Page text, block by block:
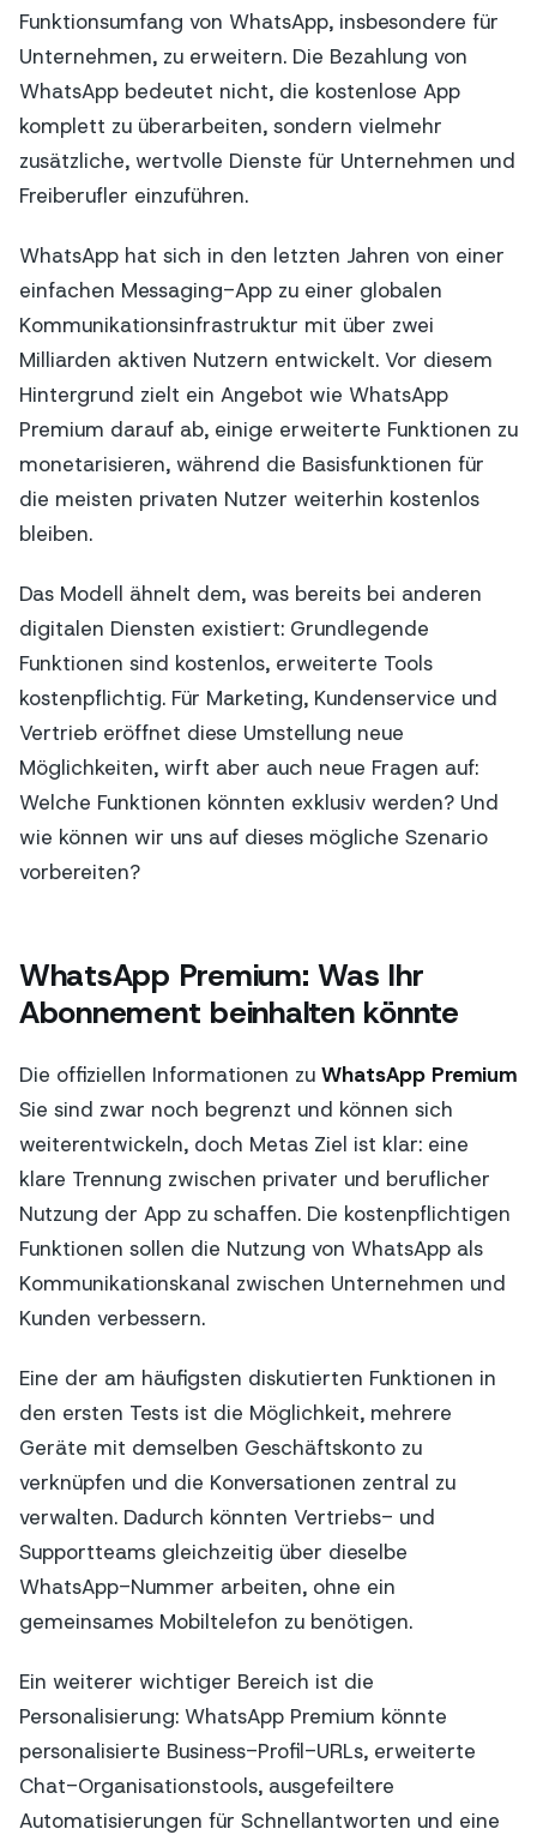
Funktionsumfang von WhatsApp, insbesondere für
Unternehmen, zu erweitern. Die Bezahlung von
WhatsApp bedeutet nicht, die kostenlose App
komplett zu überarbeiten, sondern vielmehr
zusätzliche, wertvolle Dienste für Unternehmen und
Freiberufler einzuführen.
WhatsApp hat sich in den letzten Jahren von einer
einfachen Messaging-App zu einer globalen
Kommunikationsinfrastruktur mit über zwei
Milliarden aktiven Nutzern entwickelt. Vor diesem
Hintergrund zielt ein Angebot wie WhatsApp
Premium darauf ab, einige erweiterte Funktionen zu
monetarisieren, während die Basisfunktionen für
die meisten privaten Nutzer weiterhin kostenlos
bleiben.
Das Modell ähnelt dem, was bereits bei anderen
digitalen Diensten existiert: Grundlegende
Funktionen sind kostenlos, erweiterte Tools
kostenpflichtig. Für Marketing, Kundenservice und
Vertrieb eröffnet diese Umstellung neue
Möglichkeiten, wirft aber auch neue Fragen auf:
Welche Funktionen könnten exklusiv werden? Und
wie können wir uns auf dieses mögliche Szenario
vorbereiten?
WhatsApp Premium: Was Ihr
Abonnement beinhalten könnte
Die offiziellen Informationen zu WhatsApp Premium
Sie sind zwar noch begrenzt und können sich
weiterentwickeln, doch Metas Ziel ist klar: eine
klare Trennung zwischen privater und beruflicher
Nutzung der App zu schaffen. Die kostenpflichtigen
Funktionen sollen die Nutzung von WhatsApp als
Kommunikationskanal zwischen Unternehmen und
Kunden verbessern.
Eine der am häufigsten diskutierten Funktionen in
den ersten Tests ist die Möglichkeit, mehrere
Geräte mit demselben Geschäftskonto zu
verknüpfen und die Konversationen zentral zu
verwalten. Dadurch könnten Vertriebs- und
Supportteams gleichzeitig über dieselbe
WhatsApp-Nummer arbeiten, ohne ein
gemeinsames Mobiltelefon zu benötigen.
Ein weiterer wichtiger Bereich ist die
Personalisierung: WhatsApp Premium könnte
personalisierte Business-Profil-URLs, erweiterte
Chat-Organisationstools, ausgefeiltere
Automatisierungen für Schnellantworten und eine